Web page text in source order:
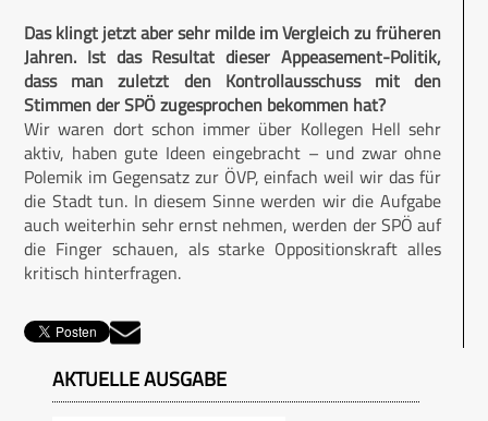
Das klingt jetzt aber sehr milde im Vergleich zu früheren
Jahren. Ist das Resultat dieser Appeasement-Politik,
dass man zuletzt den Kontrollausschuss mit den
Stimmen der SPÖ zugesprochen bekommen hat?
Wir waren dort schon immer über Kollegen Hell sehr
aktiv, haben gute Ideen eingebracht – und zwar ohne
Polemik im Gegensatz zur ÖVP, einfach weil wir das für
die Stadt tun. In diesem Sinne werden wir die Aufgabe
auch weiterhin sehr ernst nehmen, werden der SPÖ auf
die Finger schauen, als starke Oppositionskraft alles
kritisch hinterfragen.
AKTUELLE AUSGABE